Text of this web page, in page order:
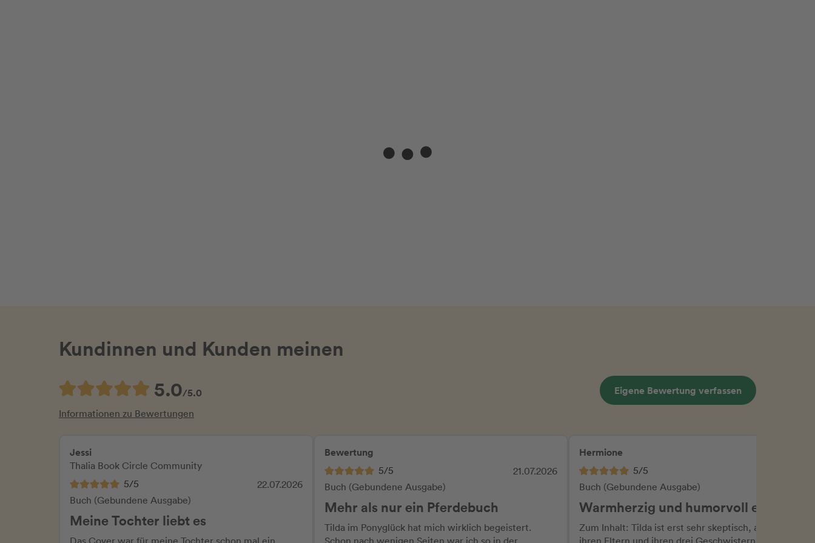
Kundinnen und Kunden meinen
5.0/5.0
Informationen zu Bewertungen
Eigene Bewertung verfassen
Jessi
Thalia Book Circle Community
5/5
22.07.2026
Buch (Gebundene Ausgabe)
Meine Tochter liebt es
Das Cover war für meine Tochter schon mal ein
Bewertung
5/5
21.07.2026
Buch (Gebundene Ausgabe)
Mehr als nur ein Pferdebuch
Tilda im Ponyglück hat mich wirklich begeistert.
Schon nach wenigen Seiten war ich so in der
Hermione
5/5
Buch (Gebundene Ausgabe)
Warmherzig und humorvoll erzählt
Zum Inhalt: Tilda ist erst sehr skeptisch, als sie mit
ihren Eltern und ihren drei Geschwistern - den wilden